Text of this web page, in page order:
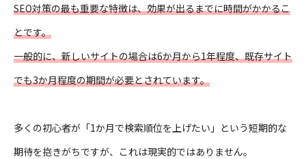
SEO対策の最も重要な特徴は、効果が出るまでに時間がかかるこ
とです。
一般的に、新しいサイトの場合は6か月から1年程度、既存サイト
でも3か月程度の期間が必要とされています。
多くの初心者が「1か月で検索順位を上げたい」という短期的な
期待を抱きがちですが、これは現実的ではありません。